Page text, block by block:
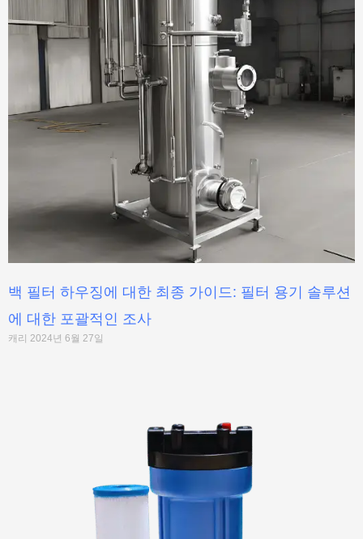
백 필터 하우징에 대한 최종 가이드: 필터 용기 솔루션
에 대한 포괄적인 조사
캐리 2024년 6월 27일